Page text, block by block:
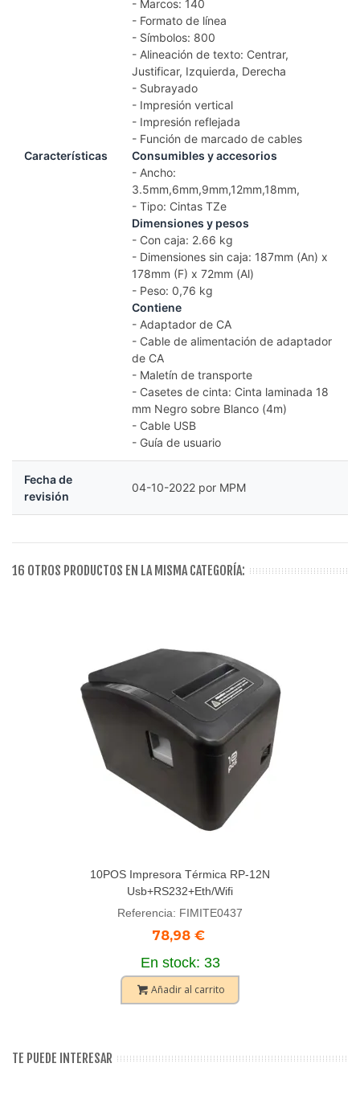
Características
- Marcos: 140
- Formato de línea
- Símbolos: 800
- Alineación de texto: Centrar,
Justificar, Izquierda, Derecha
- Subrayado
- Impresión vertical
- Impresión reflejada
- Función de marcado de cables
Consumibles y accesorios
- Ancho:
3.5mm,6mm,9mm,12mm,18mm,
- Tipo: Cintas TZe
Dimensiones y pesos
- Con caja: 2.66 kg
- Dimensiones sin caja: 187mm (An) x
178mm (F) x 72mm (Al)
- Peso: 0,76 kg
Contiene
- Adaptador de CA
- Cable de alimentación de adaptador
de CA
- Maletín de transporte
- Casetes de cinta: Cinta laminada 18
mm Negro sobre Blanco (4m)
- Cable USB
- Guía de usuario
Fecha de
revisión
04-10-2022 por MPM
16 OTROS PRODUCTOS EN LA MISMA CATEGORÍA:
10POS Impresora Térmica RP-12N
Usb+RS232+Eth/Wifi
Referencia: FIMITE0437
78,98 €
En stock: 33
Añadir al carrito
TE PUEDE INTERESAR